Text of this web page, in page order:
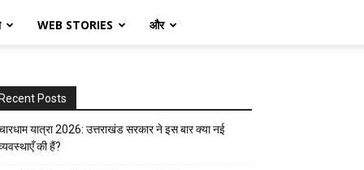
WEB STORIES और
Recent Posts
यात्रा 2026: उत्तराखंड सरकार ने इस बार क्या नई
की हैं?